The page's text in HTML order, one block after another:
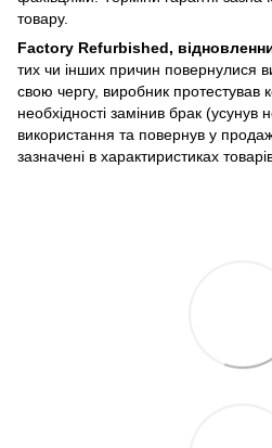
товару.
Factory Refurbished,
тих чи інших причин повернулися
свою чергу, виробник протестував
необхідності замінив брак (усунув
використання та повернув у
зазначені в характиристиках